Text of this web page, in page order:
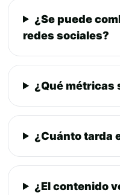
¿Se puede
redes sociales?
¿Qué métricas
¿Cuánto tarda
¿El contenido